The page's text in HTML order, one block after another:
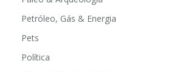
Petróleo, Gás & Energia
Pets
Política